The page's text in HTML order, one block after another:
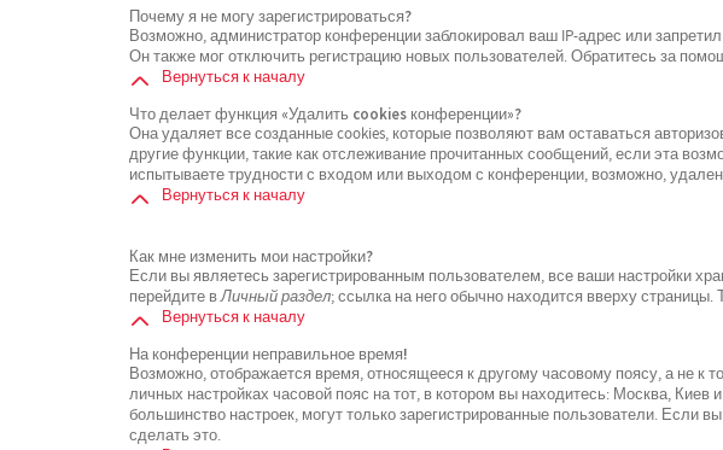
Почему я не могу зарегистрироваться?
Возможно, администратор конференции заблокировал ваш IP-адрес или
Он также мог отключить регистрацию новых пользователей. Обратитесь за
Вернуться к началу
Что делает функция «Удалить cookies конференции»?
Она удаляет все созданные cookies, которые позволяют вам оставаться
другие функции, такие как отслеживание прочитанных сообщений, если эта
испытываете трудности с входом или выходом с конференции, возможно,
Вернуться к началу
Как мне изменить мои настройки?
Если вы являетесь зарегистрированным пользователем, все ваши настройки
перейдите вЛичный раздел; ссылка на него обычно находится вверху
Вернуться к началу
На конференции неправильное время!
Возможно, отображается время, относящееся к другому часовому поясу, а не к
личных настройках часовой пояс на тот, в котором вы находитесь: Москва, Киев
большинство настроек, могут только зарегистрированные пользователи. Если
сделать это.